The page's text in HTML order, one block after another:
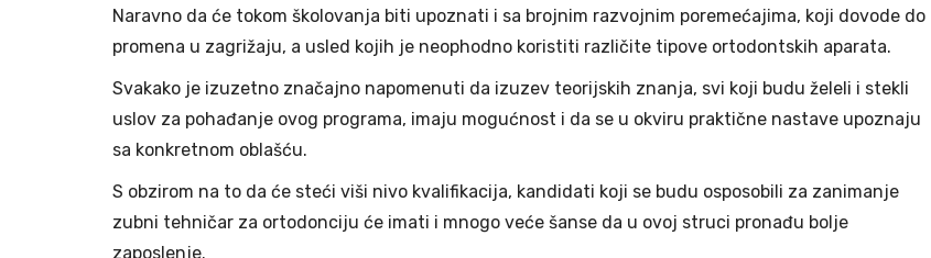
Naravno da će tokom školovanja biti upoznati i sa brojnim razvojnim poremećajima, koji dovode do
promena u zagrižaju, a usled kojih je neophodno koristiti različite tipove ortodontskih aparata.
Svakako je izuzetno značajno napomenuti da izuzev teorijskih znanja, svi koji budu želeli i stekli
uslov za pohađanje ovog programa, imaju mogućnost i da se u okviru praktične nastave upoznaju
sa konkretnom oblašću.
S obzirom na to da će steći viši nivo kvalifikacija, kandidati koji se budu osposobili za zanimanje
zubni tehničar za ortodonciju će imati i mnogo veće šanse da u ovoj struci pronađu bolje
zaposlenje.